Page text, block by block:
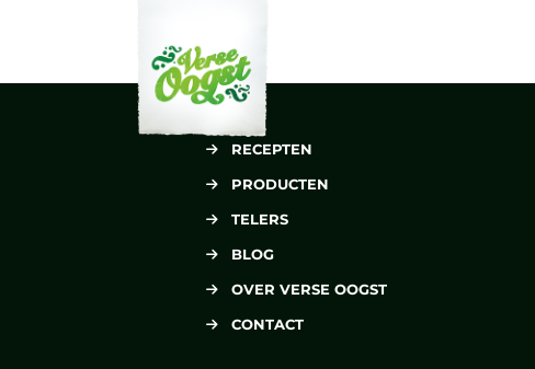
RECEPTEN
PRODUCTEN
TELERS
BLOG
OVER VERSE OOGST
CONTACT